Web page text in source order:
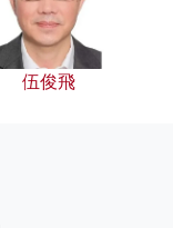
伍俊飛